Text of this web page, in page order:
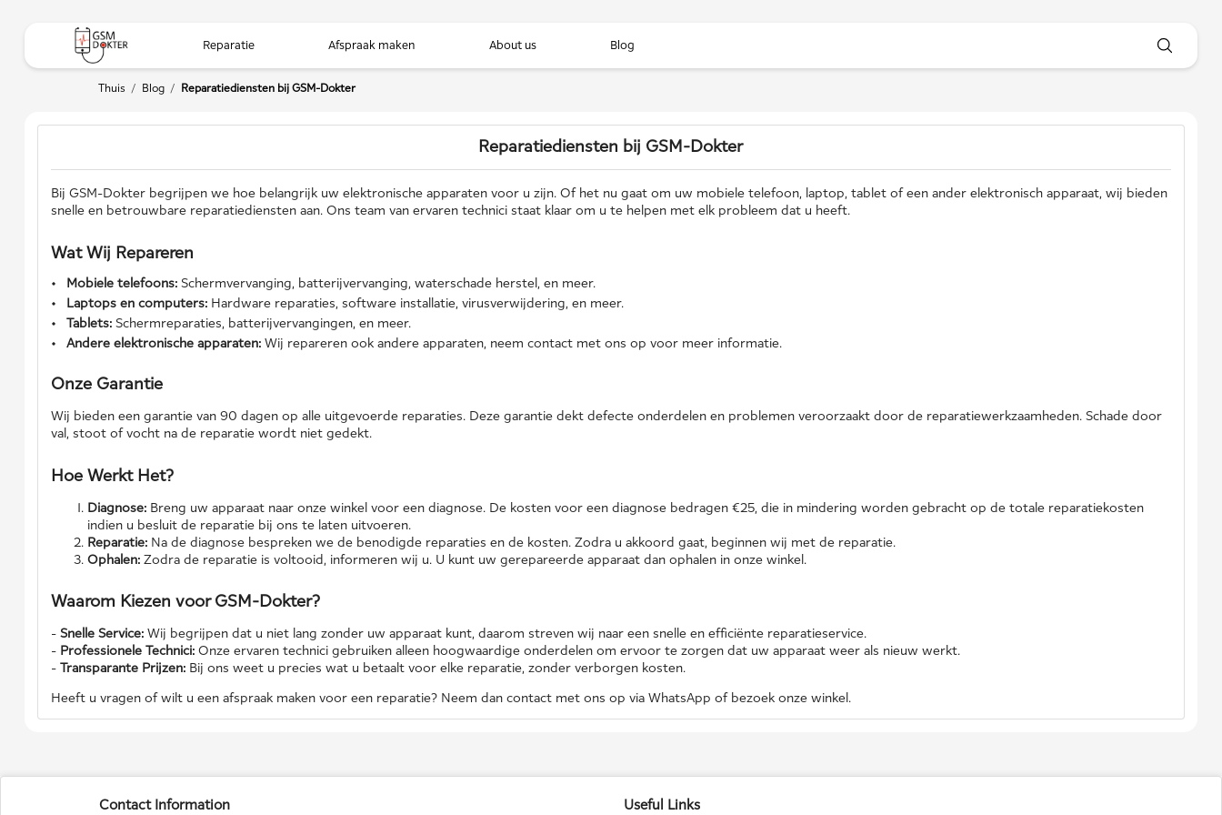
Reparatie Afspraak maken About us Blog
Thuis / Blog / Reparatiediensten bij GSM-Dokter
Reparatiediensten bij GSM-Dokter
Bij GSM-Dokter begrijpen we hoe belangrijk uw elektronische apparaten voor u zijn. Of het nu gaat om uw mobiele telefoon, laptop, tablet of een ander elektronisch apparaat, wij bieden
snelle en betrouwbare reparatiediensten aan. Ons team van ervaren technici staat klaar om u te helpen met elk probleem dat u heeft.
Wat Wij Repareren
Mobiele telefoons: Schermvervanging, batterijvervanging, waterschade herstel, en meer.
Laptops en computers: Hardware reparaties, software installatie, virusverwijdering, en meer.
Tablets: Schermreparaties, batterijvervangingen, en meer.
Andere elektronische apparaten: Wij repareren ook andere apparaten, neem contact met ons op voor meer informatie.
Onze Garantie
Wij bieden een garantie van 90 dagen op alle uitgevoerde reparaties. Deze garantie dekt defecte onderdelen en problemen veroorzaakt door de reparatiewerkzaamheden. Schade door
val, stoot of vocht na de reparatie wordt niet gedekt.
Hoe Werkt Het?
Diagnose:Breng uw apparaat naar onze winkel voor een diagnose. De kosten voor een diagnose bedragen €25, die in mindering worden gebracht op de totale reparatiekosten
indien u besluit de reparatie bij ons te laten uitvoeren.
Reparatie:Na de diagnose bespreken we de benodigde reparaties en de kosten. Zodra u akkoord gaat, beginnen wij met de reparatie.
Ophalen:Zodra de reparatie is voltooid, informeren wij u. U kunt uw gerepareerde apparaat dan ophalen in onze winkel.
Waarom Kiezen voor GSM-Dokter?
- Snelle Service:Wij begrijpen dat u niet lang zonder uw apparaat kunt, daarom streven wij naar een snelle en efficiënte reparatieservice.
- Professionele Technici:Onze ervaren technici gebruiken alleen hoogwaardige onderdelen om ervoor te zorgen dat uw apparaat weer als nieuw werkt.
- Transparante Prijzen:Bij ons weet u precies wat u betaalt voor elke reparatie, zonder verborgen kosten.
Heeft u vragen of wilt u een afspraak maken voor een reparatie? Neem dan contact met ons op via WhatsApp of bezoek onze winkel.
Contact Information Useful Links